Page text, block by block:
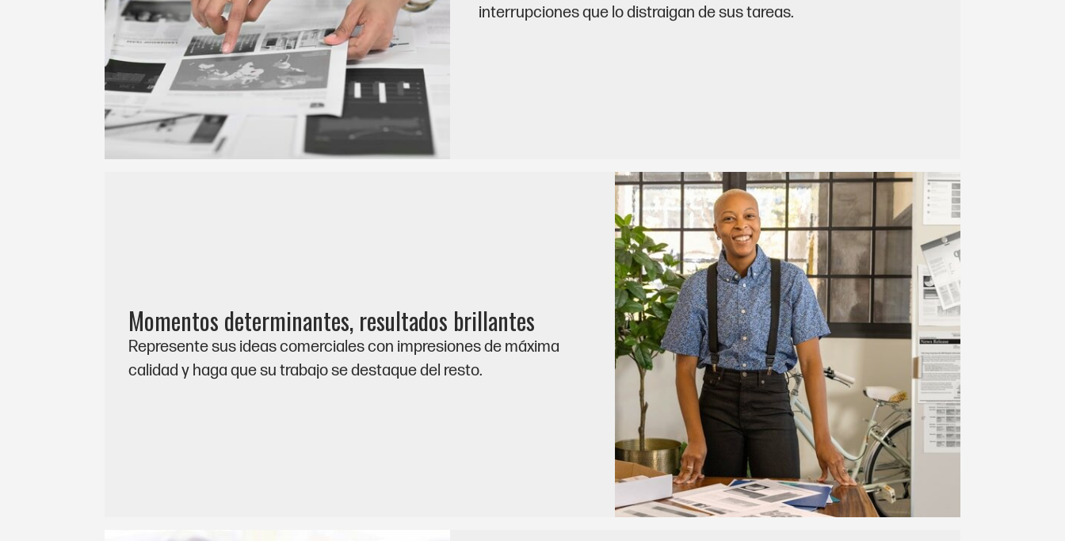
interrupciones que lo distraigan de sus tareas.
Momentos determinantes, resultados brillantes
Represente sus ideas comerciales con impresiones de máxima
calidad y haga que su trabajo se destaque del resto.